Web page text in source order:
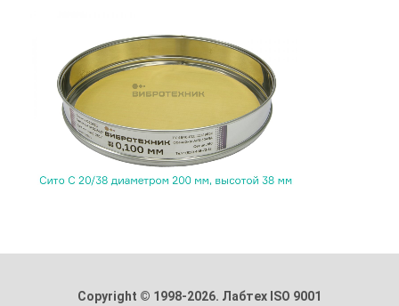
Copyright © 1998-2026. Лабтех ISO 9001